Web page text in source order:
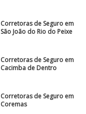
Corretoras de Seguro em
São João do Rio do Peixe
Corretoras de Seguro em
Cacimba de Dentro
Corretoras de Seguro em
Coremas